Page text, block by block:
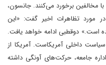
مخالفین برخورد می‌کنند. جانسون،
مورد تظاهرات اخیر گفت: «این
است.» دوقطبی ادامه خواهد یافت.
داخلی آمریکاست. آمریکا از
جامعه، حرکت‌های آونگی داشته